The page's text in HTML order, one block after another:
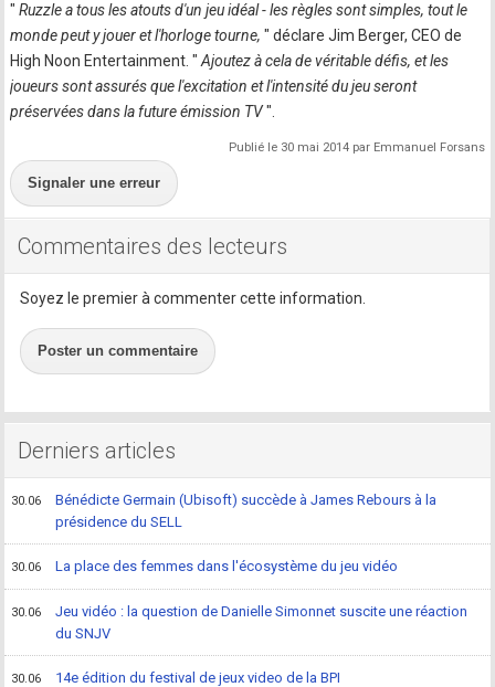
" Ruzzle a tous les atouts d'un jeu idéal - les règles sont simples, tout le
monde peut y jouer et l'horloge tourne," déclare Jim Berger, CEO de
High Noon Entertainment. " Ajoutez à cela de véritable défis, et les
joueurs sont assurés que l'excitation et l'intensité du jeu seront
préservées dans la future émission TV".
Publié le 30 mai 2014 par Emmanuel Forsans
Signaler une erreur
Commentaires des lecteurs
Soyez le premier à commenter cette information.
Poster un commentaire
Derniers articles
30.06
Bénédicte Germain (Ubisoft) succède à James Rebours à la
présidence du SELL
30.06 La place des femmes dans l'écosystème du jeu vidéo
30.06
Jeu vidéo : la question de Danielle Simonnet suscite une réaction
du SNJV
30.06 14e édition du festival de jeux video de la BPI